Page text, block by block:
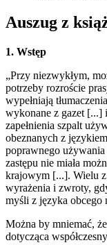
Auszug z
1. Wstęp
„Przy niezwykłym,
potrzeby rozroście
wypełniają
wykonane z gazet [...]
zapełnienia szpalt
obeznanych z
poprawnego używania
zastępu nie miała
krajowym [...]. Wielu
wyrażenia i zwroty,
myśli z języka obcego
Można by mniemać,
dotycząca